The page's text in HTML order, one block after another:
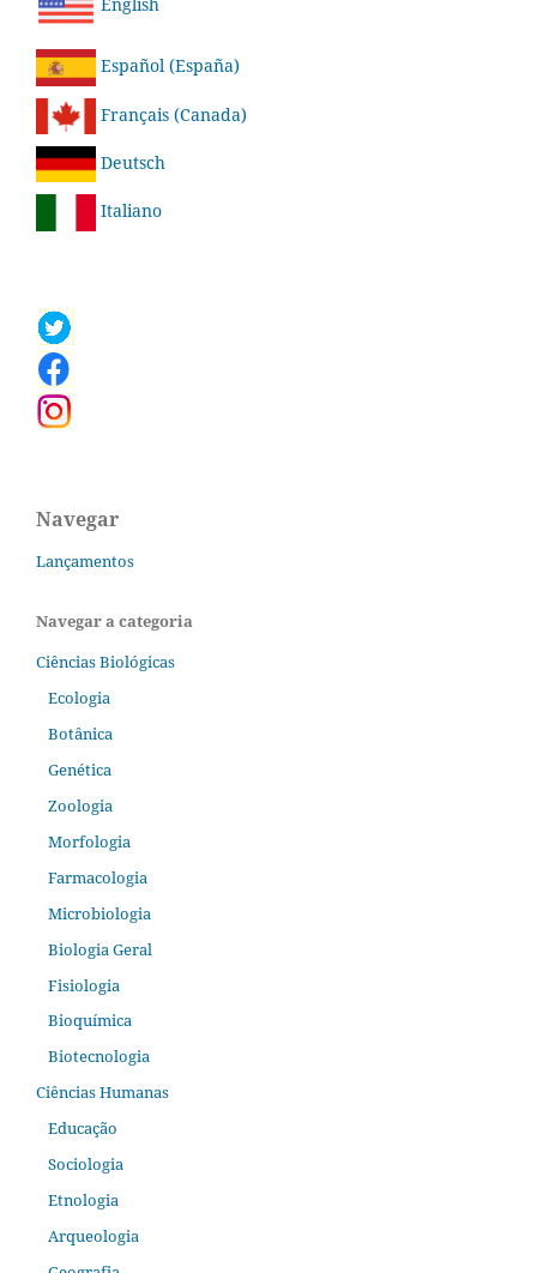
English
Español (España)
Français (Canada)
Deutsch
Italiano
Navegar
Lançamentos
Navegar a categoria
Ciências Biológicas
Ecologia
Botânica
Genética
Zoologia
Morfologia
Farmacologia
Microbiologia
Biologia Geral
Fisiologia
Bioquímica
Biotecnologia
Ciências Humanas
Educação
Sociologia
Etnologia
Arqueologia